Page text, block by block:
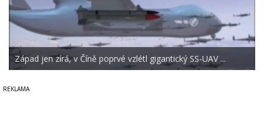
Západ jen zírá, v Číně poprvé vzlétl gigantický SS-UAV ...